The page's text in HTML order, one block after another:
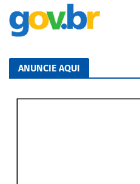
ANUNCIE AQUI